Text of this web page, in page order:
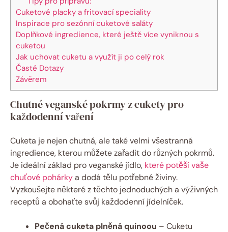
Cuketové placky a fritovací speciality
Inspirace pro sezónní cuketové saláty
Doplňkové ingredience, které ještě více vyniknou s
cuketou
Jak uchovat cuketu a využít ji po celý rok
Časté Dotazy
Závěrem
Chutné veganské pokrmy z cukety pro
každodenní vaření
Cuketa je nejen chutná, ale také velmi všestranná
ingredience, kterou můžete zařadit do různých pokrmů.
Je ideální základ pro veganské jídlo, které potěší vaše
chuťové pohárkya dodá tělu potřebné živiny.
Vyzkoušejte některé z těchto jednoduchých a výživných
receptů a obohaťte svůj každodenní jídelníček.
Pečená cuketa plněná quinoou – Cuketu